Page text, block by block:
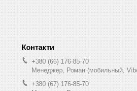
+380 (66) 176-85-70
Менеджер, Роман (мобильный,
+380 (67) 176-85-70